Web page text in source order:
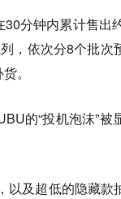
分钟内累计售出
，依次分8个批
。
的“投机泡沫”
及超低的隐藏款